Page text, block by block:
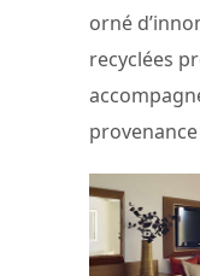
orné
recyclées